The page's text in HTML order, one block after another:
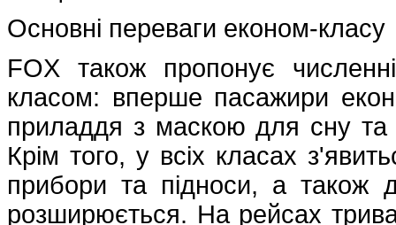
Основні переваги економ-класу
FOX також пропонує
класом: вперше пасажири
приладдя з маскою для сну та
Крім того, у всіх класах
прибори та підноси, а також
розширюється. На рейсах